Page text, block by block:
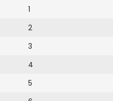
1
2
3
4
5